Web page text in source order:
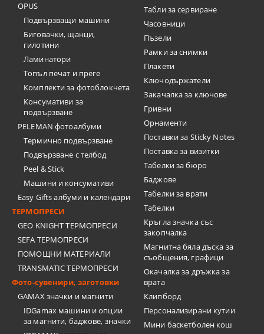
OPUS
Подвързващи машини
Биговачки, щанци,
гилотини
Ламинатори
Топъл печат и преге
Комплекти за фотоблокчета
Консумативи за
подвързване
PELEMAN фотоалбуми
Термично подвързване
Подвързване с телбод
Peel & Stick
Машини и консумативи
Easy Gifts албуми и календари
ТЕРМОПРЕСИ
GEO KNIGHT ТЕРМОПРЕСИ
SEFA ТЕРМОПРЕСИ
ПОМОЩНИ МАТЕРИАЛИ
TRANSMATIC ТЕРМОПРЕСИ
Фото-сувенири, заготовки
GAMAX значки и магнити
IDGamax машини и опции
за магнити, баджове, значки
Табли за сервиране
Часовници
Пъзели
Рамки за снимки
Плакети
Ключодържатели
Закачалка за ключове
Гривни
Орнаменти
Поставки за Sticky Notes
Поставка за визитки
Tабелки за бюро
Баджове
Табелки за врати
Табелки
Кръгла значка със
закопчалка
Магнитна бяла дъска за
съобщения, графици
Окачалка за дръжка за
врата
Клипборд
Персонализирани кутии
Мини баскетболен кош